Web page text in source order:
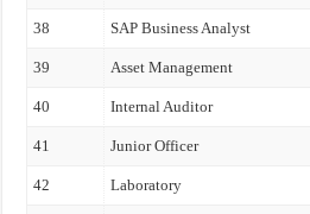
38 SAP Business Analyst
39 Asset Management
40 Internal Auditor
41 Junior Officer
42 Laboratory